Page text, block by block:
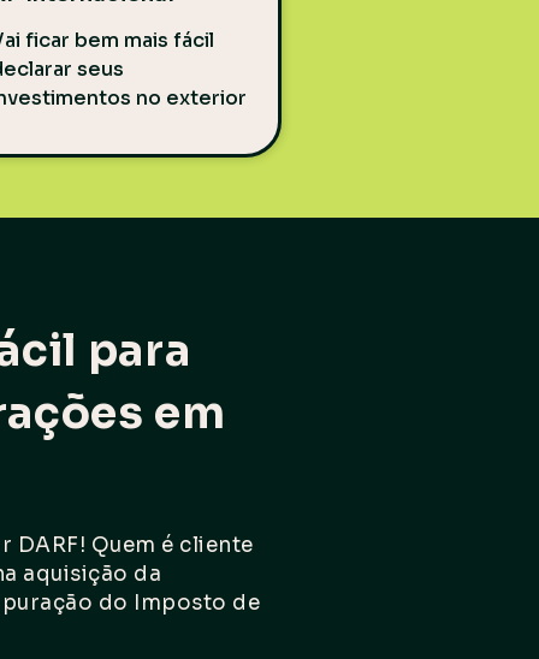
ficar bem mais fácil
seus
estimentos no exterior
para
em
DARF! Quem é cliente
aquisição da
do Imposto de